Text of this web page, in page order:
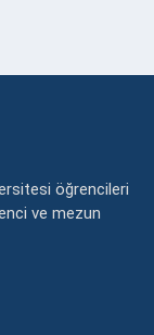
öğrencileri
ve mezun